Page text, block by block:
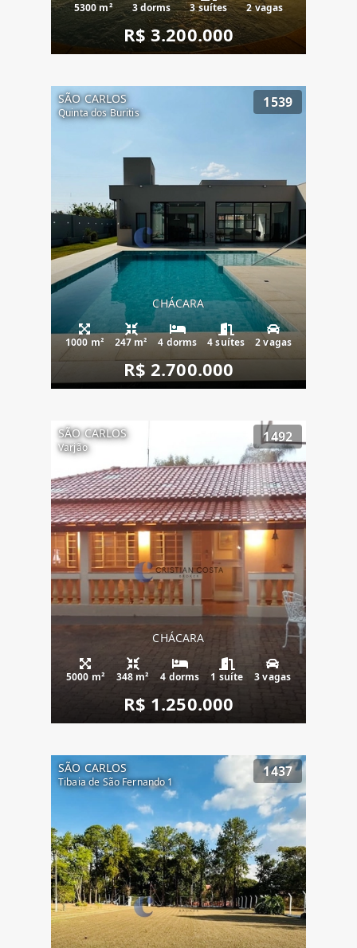
5300 m² 3 dorms 3 suítes 2 vagas
R$ 3.200.000
SÃO CARLOS
Quinta dos Buritis
1539
CHÁCARA
1000 m² 247 m² 4 dorms 4 suítes 2 vagas
R$ 2.700.000
SÃO CARLOS
Varjão
1492
CHÁCARA
5000 m² 348 m² 4 dorms 1 suíte 3 vagas
R$ 1.250.000
SÃO CARLOS
Tibaia de São Fernando 1
1437